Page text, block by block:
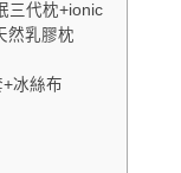
三代枕+ionic
然乳膠枕
冰絲布